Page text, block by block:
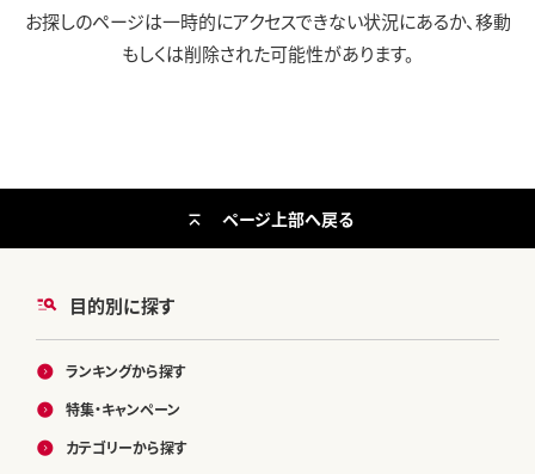
お探しのページは一時的にアクセスできない状況にあるか、移動
もしくは削除された可能性があります。
目的別に探す
ランキングから探す
特集・キャンペーン
カテゴリーから探す
ページ上部へ戻る